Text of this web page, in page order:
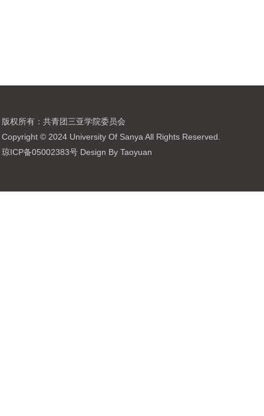
版权所有：共青团三亚学院委员会
Copyright © 2024 University Of Sanya All Rights Reserved.
琼ICP备05002383号 Design By Taoyuan